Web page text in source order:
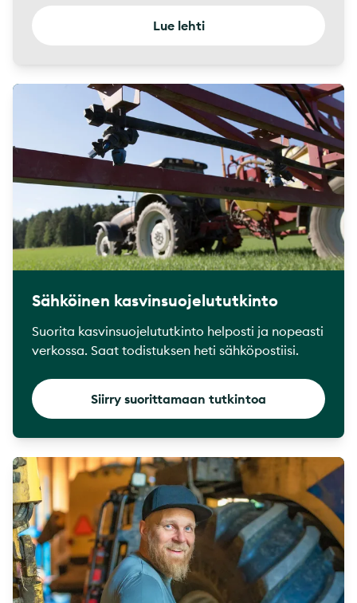
Lue lehti
Sähköinen kasvinsuojelututkinto
Suorita kasvinsuojelututkinto helposti ja nopeasti
verkossa. Saat todistuksen heti sähköpostiisi.
Siirry suorittamaan tutkintoa